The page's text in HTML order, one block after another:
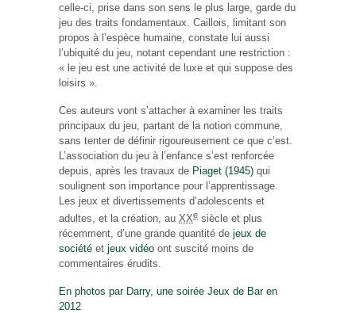
celle-ci, prise dans son sens le plus large, garde du
jeu des traits fondamentaux. Caillois, limitant son
propos à l’espèce humaine, constate lui aussi
l’ubiquité du jeu, notant cependant une restriction :
« le jeu est une activité de luxe et qui suppose des
loisirs ».
Ces auteurs vont s’attacher à examiner les traits
principaux du jeu, partant de la notion commune,
sans tenter de définir rigoureusement ce que c’est.
L’association du jeu à l’enfance s’est renforcée
depuis, après les travaux de Piaget (1945) qui
soulignent son importance pour l’apprentissage.
Les jeux et divertissements d’adolescents et
adultes, et la création, au XXe siècle et plus
récemment, d’une grande quantité de jeux de
société et jeux vidéo ont suscité moins de
commentaires érudits.
En photos par Darry, une soirée Jeux de Bar en
2012